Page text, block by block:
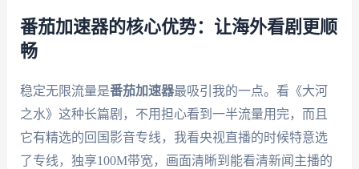
番茄加速器的核心优势：让海外看剧更顺
畅
稳定无限流量是番茄加速器最吸引我的一点。看《大河
之水》这种长篇剧，不用担心看到一半流量用完，而且
它有精选的回国影音专线，我看央视直播的时候特意选
了专线，独享100M带宽，画面清晰到能看清新闻主播的